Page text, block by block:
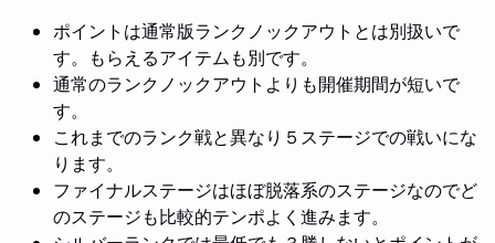
ポイントは通常版ランクノックアウトとは別扱いで
す。もらえるアイテムも別です。
通常のランクノックアウトよりも開催期間が短いで
す。
これまでのランク戦と異なり５ステージでの戦いにな
ります。
ファイナルステージはほぼ脱落系のステージなのでど
のステージも比較的テンポよく進みます。